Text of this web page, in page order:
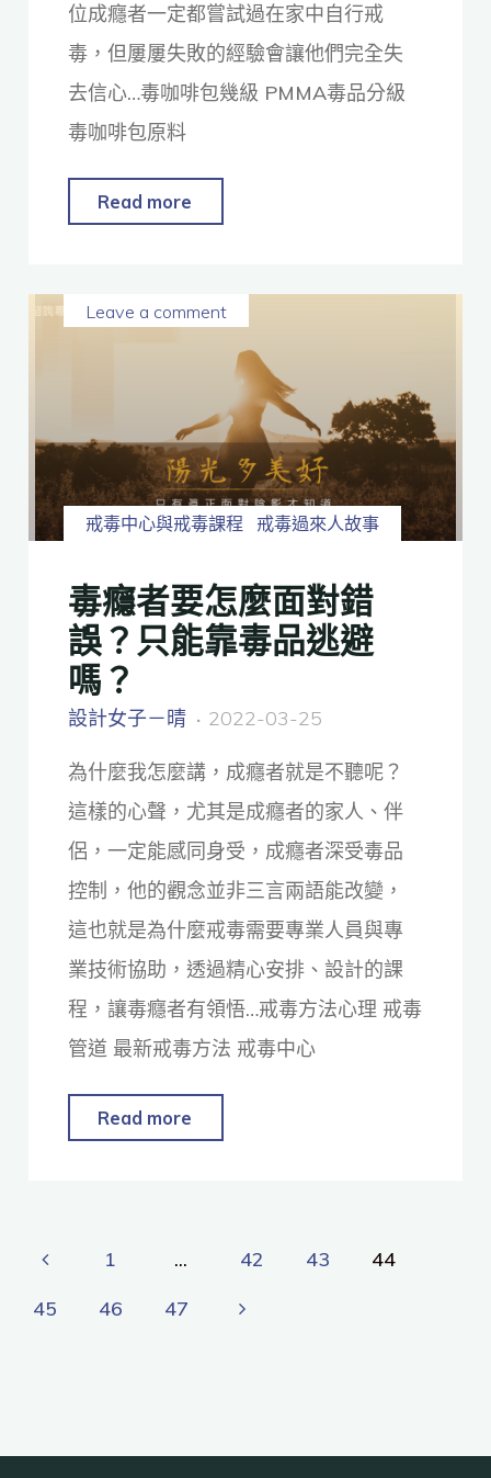
位成癮者一定都嘗試過在家中自行戒
毒，但屢屢失敗的經驗會讓他們完全失
去信心…毒咖啡包幾級 PMMA毒品分級
毒咖啡包原料
Read more
戒毒中心與戒毒課程 戒毒過來人故事
Leave a comment
毒癮者要怎麼面對錯
誤？只能靠毒品逃避
嗎？
設計女子－晴 2022-03-25
為什麼我怎麼講，成癮者就是不聽呢？
這樣的心聲，尤其是成癮者的家人、伴
侶，一定能感同身受，成癮者深受毒品
控制，他的觀念並非三言兩語能改變，
這也就是為什麼戒毒需要專業人員與專
業技術協助，透過精心安排、設計的課
程，讓毒癮者有領悟…戒毒方法心理 戒毒
管道 最新戒毒方法 戒毒中心
Read more
1 ... 42 43
44
45
46 47